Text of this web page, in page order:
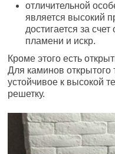
отличительной
является высокий
достигается за
пламени и искр.
Кроме этого есть
Для каминов открытого
устойчивое к высокой
решетку.